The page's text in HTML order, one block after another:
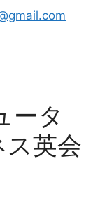
ータ
ス英会